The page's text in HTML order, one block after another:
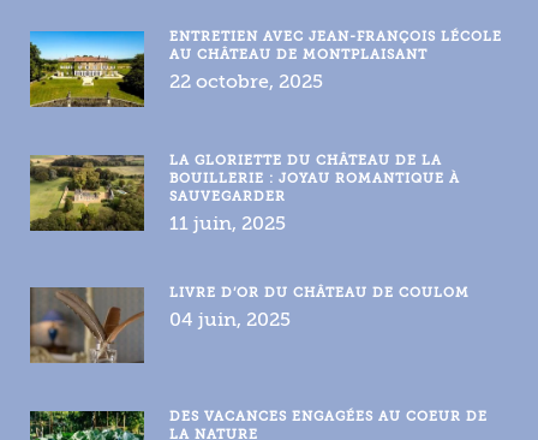
ENTRETIEN AVEC JEAN-FRANÇOIS LÉCOLE
AU CHÂTEAU DE MONTPLAISANT
22 octobre, 2025
LA GLORIETTE DU CHÂTEAU DE LA
BOUILLERIE : JOYAU ROMANTIQUE À
SAUVEGARDER
11 juin, 2025
LIVRE D’OR DU CHÂTEAU DE COULOM
04 juin, 2025
DES VACANCES ENGAGÉES AU COEUR DE
LA NATURE